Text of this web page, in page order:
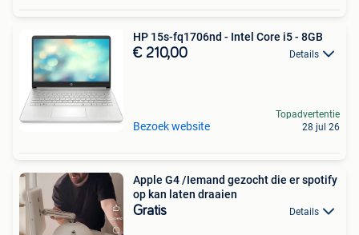
HP 15s-fq1706nd - Intel Core i5 - 8GB
€ 210,00 Details
Bezoek website
Topadvertentie
28 jul 26
Apple G4 /Iemand gezocht die er spotify
op kan laten draaien
Gratis Details